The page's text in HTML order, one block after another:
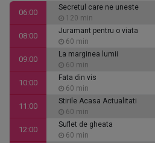
06:00
Secretul care ne uneste
120 min
08:00
Juramant pentru o viata
60 min
09:00
La marginea lumii
60 min
10:00
Fata din vis
60 min
11:00
Stirile Acasa Actualitati
60 min
12:00
Suflet de gheata
60 min